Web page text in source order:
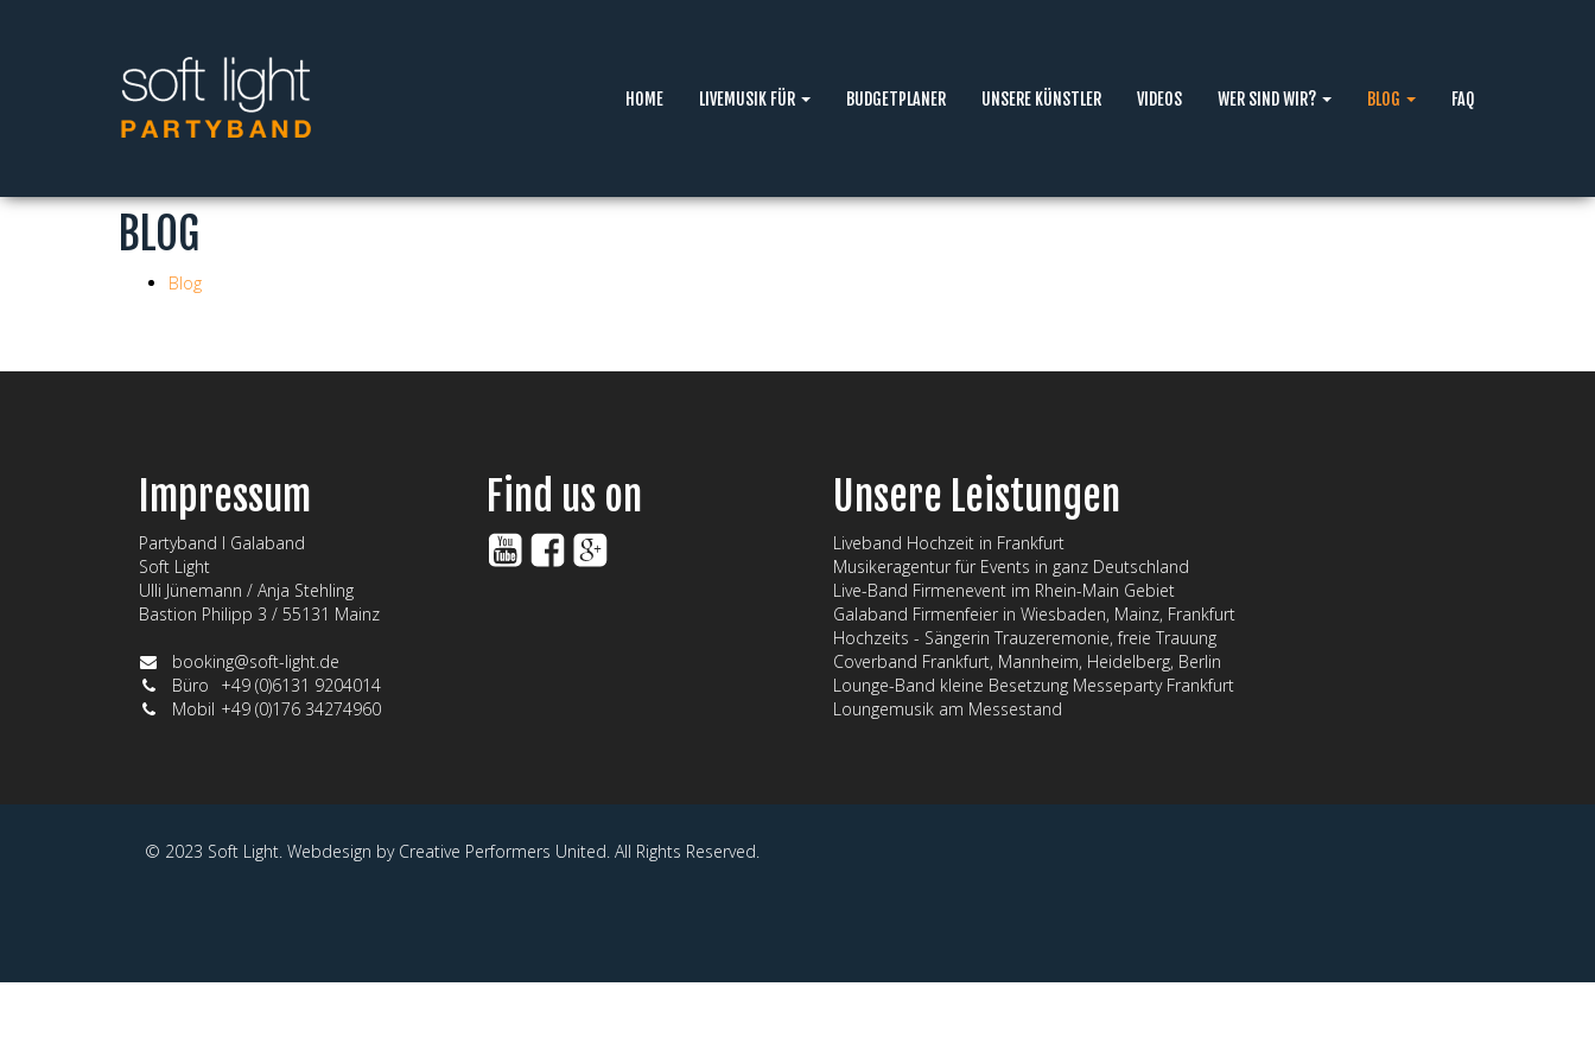
HOME LIVEMUSIK FÜR BUDGETPLANER UNSERE KÜNSTLER VIDEOS WER SIND WIR? BLOG FAQ
BLOG
Blog
Impressum
Partyband I Galaband
Soft Light
Ulli Jünemann / Anja Stehling
Bastion Philipp 3 / 55131 Mainz
booking@soft-light.de
Büro
+49 (0)6131 9204014
Mobil +49 (0)176 34274960
Find us on Unsere Leistungen
Liveband Hochzeit in Frankfurt
Musikeragentur für Events in ganz Deutschland
Live-Band Firmenevent im Rhein-Main Gebiet
Galaband Firmenfeier in Wiesbaden, Mainz, Frankfurt
Hochzeits - Sängerin Trauzeremonie, freie Trauung
Coverband Frankfurt, Mannheim, Heidelberg, Berlin
Lounge-Band kleine Besetzung Messeparty Frankfurt
Loungemusik am Messestand
© 2023 Soft Light. Webdesign by Creative Performers United. All Rights Reserved.